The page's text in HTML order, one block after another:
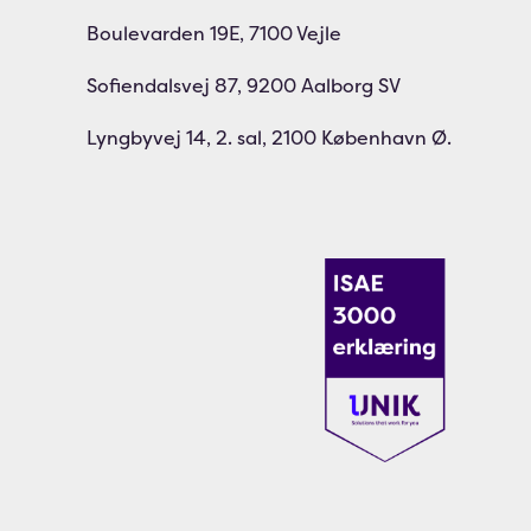
Boulevarden 19E, 7100 Vejle
Sofiendalsvej 87, 9200 Aalborg SV
Lyngbyvej 14, 2. sal, 2100 København Ø.